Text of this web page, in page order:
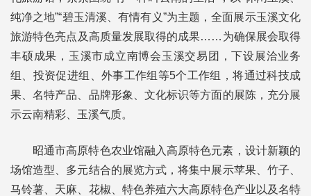
纯净之地”“碧玉清溪、有情有义”为主题，全面展示玉溪文化
旅游特色亮点及高质量发展取得的成果……为确保展会取得
丰硕成果，玉溪市成立南博会玉溪交易团，下设展洽业务
组、投资促进组、外事工作组等5个工作组，将通过科技成
果、名特产品、品牌形象、文化标识等方面的展陈，充分展
示云南精彩、玉溪气质。
昭通市高原特色农业馆融入高原特色元素，设计新颖的
场馆造型、多元结合的展览方式，将集中展示苹果、竹子、
马铃薯、天麻、花椒、特色养殖六大高原特色产业以及名特